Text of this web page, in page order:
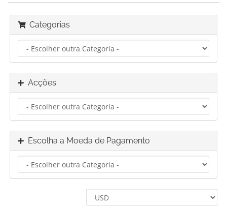
Categorias
Acções
Escolha a Moeda de Pagamento